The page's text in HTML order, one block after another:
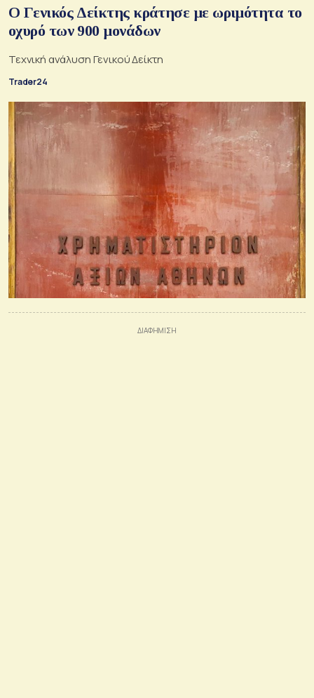
O Γενικός Δείκτης κράτησε με ωριμότητα το
οχυρό των 900 μονάδων
Τεχνική ανάλυση Γενικού Δείκτη
Trader24